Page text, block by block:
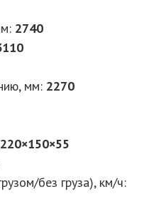
2740
мм: 2270
без груза), км/ч: